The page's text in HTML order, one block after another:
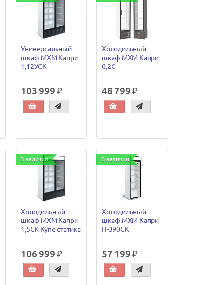
Универсальный
шкаф МХМ Капри
1,12УСК
103 999 ₽
Холодильный
шкаф МХМ Капри
0,2С
48 799 ₽
В наличии
Холодильный
шкаф МХМ Капри
1,5СК Купе статика
106 999 ₽
В наличии
Холодильный
шкаф МХМ Капри
П-390СК
57 199 ₽